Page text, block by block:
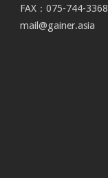
FAX：075-744-3368
mail@gainer.asia